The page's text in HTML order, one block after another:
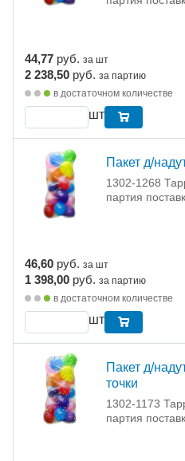
44,77 руб. за шт
2 238,50 руб. за партию
в достаточном количестве
шт
Пакет д/
1302-1268
партия
46,60 руб. за шт
1 398,00 руб. за партию
в достаточном количестве
шт
Пакет д/
точки
1302-1173
партия